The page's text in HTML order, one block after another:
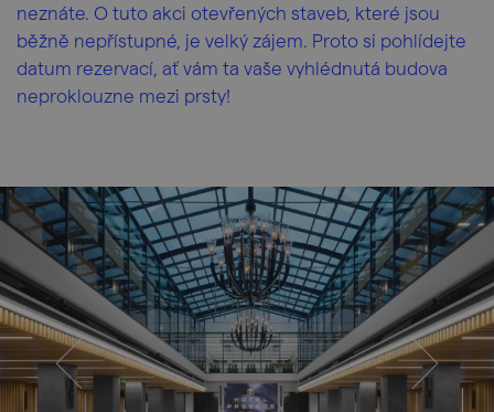
neznáte. O tuto akci otevřených staveb, které jsou
běžně nepřístupné, je velký zájem. Proto si pohlídejte
datum rezervací, ať vám ta vaše vyhlédnutá budova
neproklouzne mezi prsty!